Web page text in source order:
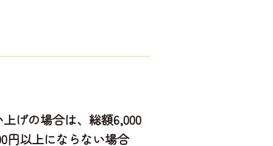
げの場合は、総額6,000
円以上にならない場合